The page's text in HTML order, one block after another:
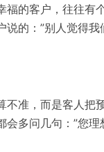
福的客户，往往
的：”别人觉得
准，而是客人把
多问几句：”您